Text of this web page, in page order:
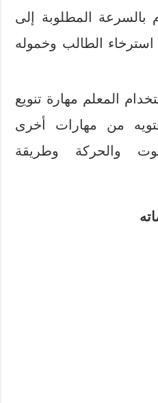
بالسرعة المطلوبة إلى
الطالب وخموله
المعلم مهارة تنويع
من مهارات أخرى
والحركة وطريقة